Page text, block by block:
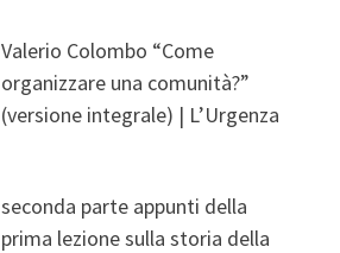
Valerio Colombo “Come
organizzare una comunità?”
(versione integrale) | L’Urgenza
seconda parte appunti della
prima lezione sulla storia della